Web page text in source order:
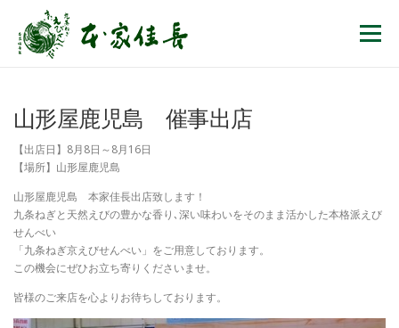
コンテンツへスキップ
メニュー
山形屋鹿児島 催事出店
【出店日】8月8日～8月16日
【場所】山形屋鹿児島
山形屋鹿児島 本家佳長出店致します！
九条ねぎと天然えびの豊かな香り､深い味わいをそのまま活かした本格派えび
せんべい
「九条ねぎ京えびせんべい」をご用意しております。
この機会にぜひお立ち寄りくださいませ。
皆様のご来店を心よりお待ちしております。